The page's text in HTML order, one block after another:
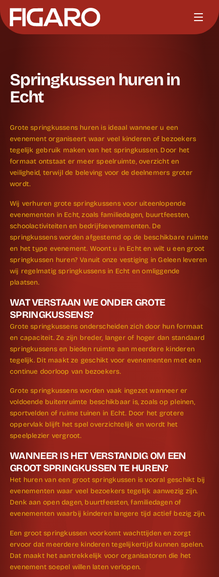
Springkussen huren in
Echt
Grote springkussens huren is ideaal wanneer u een
evenement organiseert waar veel kinderen of bezoekers
tegelijk gebruik maken van het springkussen. Door het
formaat ontstaat er meer speelruimte, overzicht en
veiligheid, terwijl de beleving voor de deelnemers groter
wordt.
Wij verhuren grote springkussens voor uiteenlopende
evenementen in Echt, zoals familiedagen, buurtfeesten,
schoolactiviteiten en bedrijfs­evenementen. De
springkussens worden afgestemd op de beschikbare ruimte
en het type evenement. Woont u in Echt en wilt u een groot
springkussen huren? Vanuit onze vestiging in Geleen leveren
wij regelmatig springkussens in Echt en omliggende
plaatsen.
WAT VERSTAAN WE ONDER GROTE
SPRINGKUSSENS?
Grote springkussens onderscheiden zich door hun formaat
en capaciteit. Ze zijn breder, langer of hoger dan standaard
springkussens en bieden ruimte aan meerdere kinderen
tegelijk. Dit maakt ze geschikt voor evenementen met een
continue doorloop van bezoekers.
Grote springkussens worden vaak ingezet wanneer er
voldoende buitenruimte beschikbaar is, zoals op pleinen,
sportvelden of ruime tuinen in Echt. Door het grotere
oppervlak blijft het spel overzichtelijk en wordt het
speelplezier vergroot.
WANNEER IS HET VERSTANDIG OM EEN
GROOT SPRINGKUSSEN TE HUREN?
Het huren van een groot springkussen is vooral geschikt bij
evenementen waar veel bezoekers tegelijk aanwezig zijn.
Denk aan open dagen, buurtfeesten, familiedagen of
evenementen waarbij kinderen langere tijd actief bezig zijn.
Een groot springkussen voorkomt wachttijden en zorgt
ervoor dat meerdere kinderen tegelijkertijd kunnen spelen.
Dat maakt het aantrekkelijk voor organisatoren die het
evenement soepel willen laten verlopen.